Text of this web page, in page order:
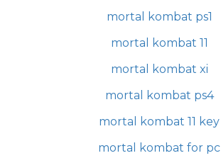
mortal kombat ps1
mortal kombat 11
mortal kombat xi
mortal kombat ps4
mortal kombat 11 key
mortal kombat for pc